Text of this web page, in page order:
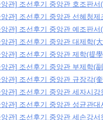
앙관] 조선후기 중앙관 호조판서
앙관] 조선후기 중앙관 선혜청
앙관] 조선후기 중앙관 예조판서
앙관] 조선후기 중앙관 대제학(
앙관] 조선후기 중앙관 제학(提
앙관] 조선후기 중앙관 부제학(
앙관] 조선후기 중앙관 규장각(
앙관] 조선후기 중앙관 세자시
앙관] 조선후기 중앙관 성균관
앙관] 조선후기 중앙관 세손강